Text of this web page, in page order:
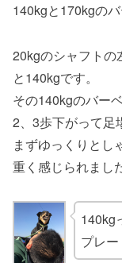
140kgと170kgの
20kgのシャフトの
と140kgです。
その140kgのバー
2、3歩下がって足
まずゆっくりとし
重く感じられまし
140kg
プレ